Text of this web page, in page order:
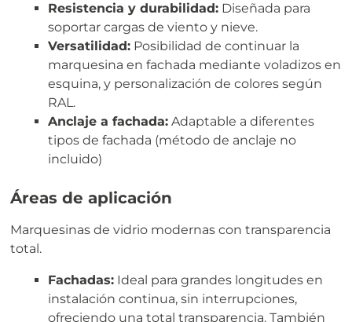
Resistencia y durabilidad:Diseñada para
soportar cargas de viento y nieve.
Versatilidad:Posibilidad de continuar la
marquesina en fachada mediante voladizos en
esquina, y personalización de colores según
RAL.
Anclaje a fachada:Adaptable a diferentes
tipos de fachada (método de anclaje no
incluido)
Áreas de aplicación
Marquesinas de vidrio modernas con transparencia
total.
Fachadas:Ideal para grandes longitudes en
instalación continua, sin interrupciones,
ofreciendo una total transparencia. También